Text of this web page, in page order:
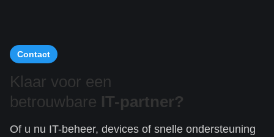
Contact
Klaar voor een
betrouwbare IT-partner?
Of u nu IT-beheer, devices of snelle ondersteuning